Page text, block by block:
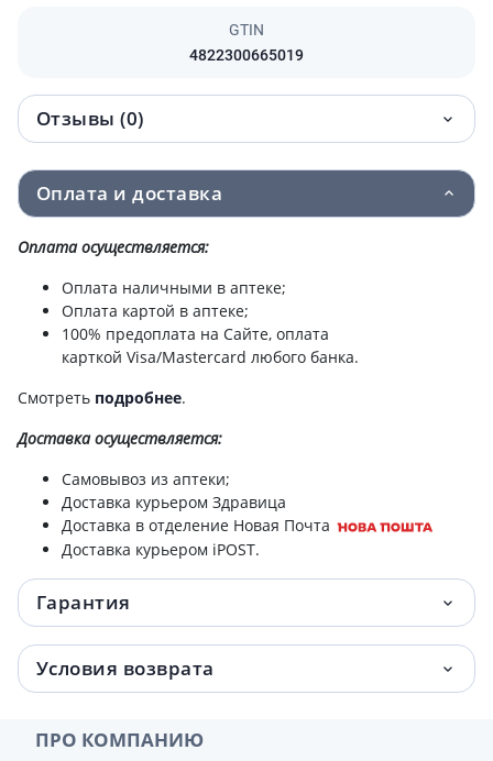
GTIN
4822300665019
Отзывы (0)
Оплата и доставка
Оплата осуществляется:
Оплата наличными в аптеке;
Оплата картой в аптеке;
100% предоплата на Сайте, оплата
карткой Visa/Mastercard любого банка.
Смотреть подробнее.
Доставкаосуществляется:
Самовывоз из аптеки;
Доставка курьером Здравица
Доставка в отделение Новая Почта
Доставка курьером iPOST.
Гарантия
Условия возврата
ПРО КОМПАНИЮ